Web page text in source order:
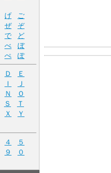
げ
ご
ぜ
ぞ
で
ど
べ
ぼ
ぺ ぽ
Ｄ
Ｅ
Ｉ
Ｊ
Ｎ
Ｏ
Ｓ
Ｔ
Ｘ
Ｙ
４
５
９
０